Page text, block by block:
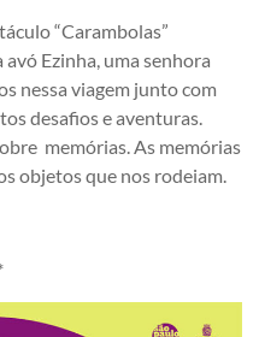
“Carambolas”
Ezinha, uma senhora
nessa viagem junto com
desafios e aventuras.
memórias. As memórias
objetos que nos rodeiam.